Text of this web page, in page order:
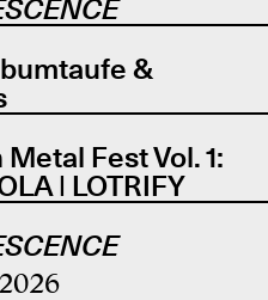
&
Fest Vol. 1:
| LOTRIFY